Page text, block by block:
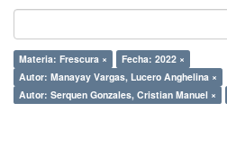
Materia: Frescura ×
Fecha: 2022 ×
Autor: Manayay Vargas, Lucero Anghelina ×
Autor: Serquen Gonzales, Cristian Manuel ×